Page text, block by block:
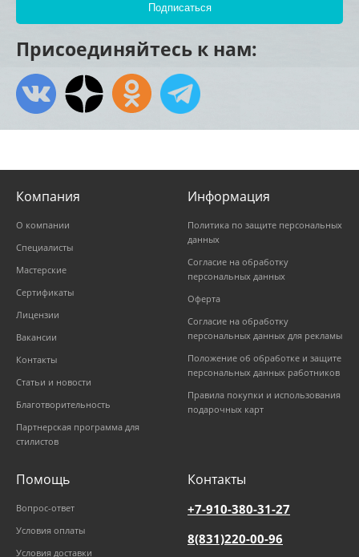
Присоединяйтесь к нам:
Компания
О компании
Специалисты
Мастерские
Сертификаты
Лицензии
Вакансии
Контакты
Статьи и новости
Благотворительность
Партнерская программа для
стилистов
Информация
Политика по защите персональных
данных
Согласие на обработку
персональных данных
Оферта
Согласие на обработку
персональных данных для рекламы
Положение об обработке и защите
персональных данных работников
Правила покупки и использования
подарочных карт
Помощь
Вопрос-ответ
Условия оплаты
Условия доставки
Контакты
+7-910-380-31-27
8(831)220-00-96